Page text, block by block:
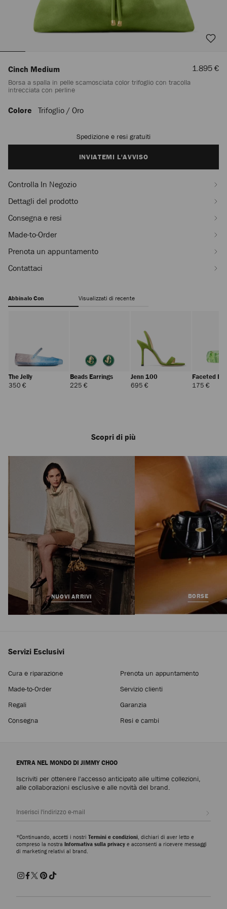
Cinch Medium
Borsa a spalla in pelle scamosciata color trifoglio con tracolla
intrecciata con perline
Prezzo
1.895 €
https://row.jimmychoo.com/it/donna/borse/cinch-
scamosciata-
trifoglio-
con-
tracolla-
intrecciata-
perline-
Colore Trifoglio / Oro
to
Spedizione e resi gratuiti
INVIATEMI L'AVVISO
Controlla In Negozio
Dettagli del prodotto
Consegna e resi
Made-to-Order
Prenota un appuntamento
Contattaci
Abbinalo Con Visualizzati di recente
The Jelly
350 €
Beads Earrings
225 €Prezzo
Standard
Jenn 100
695 €
Faceted
175 €
Cinch Medium
Prezzo
Standard
Scopri di più
NUOVI ARRIVI BORSE
Servizi Esclusivi
Cura e riparazione
Prenota un appuntamento
Made-to-Order
Servizio clienti
Regali
Garanzia
Consegna
Resi e cambi
ENTRA NEL MONDO DI JIMMY CHOO
Iscriviti per ottenere l'accesso anticipato alle ultime collezioni,
alle collaborazioni esclusive e alle novità del brand.
*Continuando, accetti i nostri Termini e condizioni , dichiari di aver letto e
compreso la nostra Informativa sulla privacy e acconsenti a ricevere messaggi
di marketing relativi al brand.